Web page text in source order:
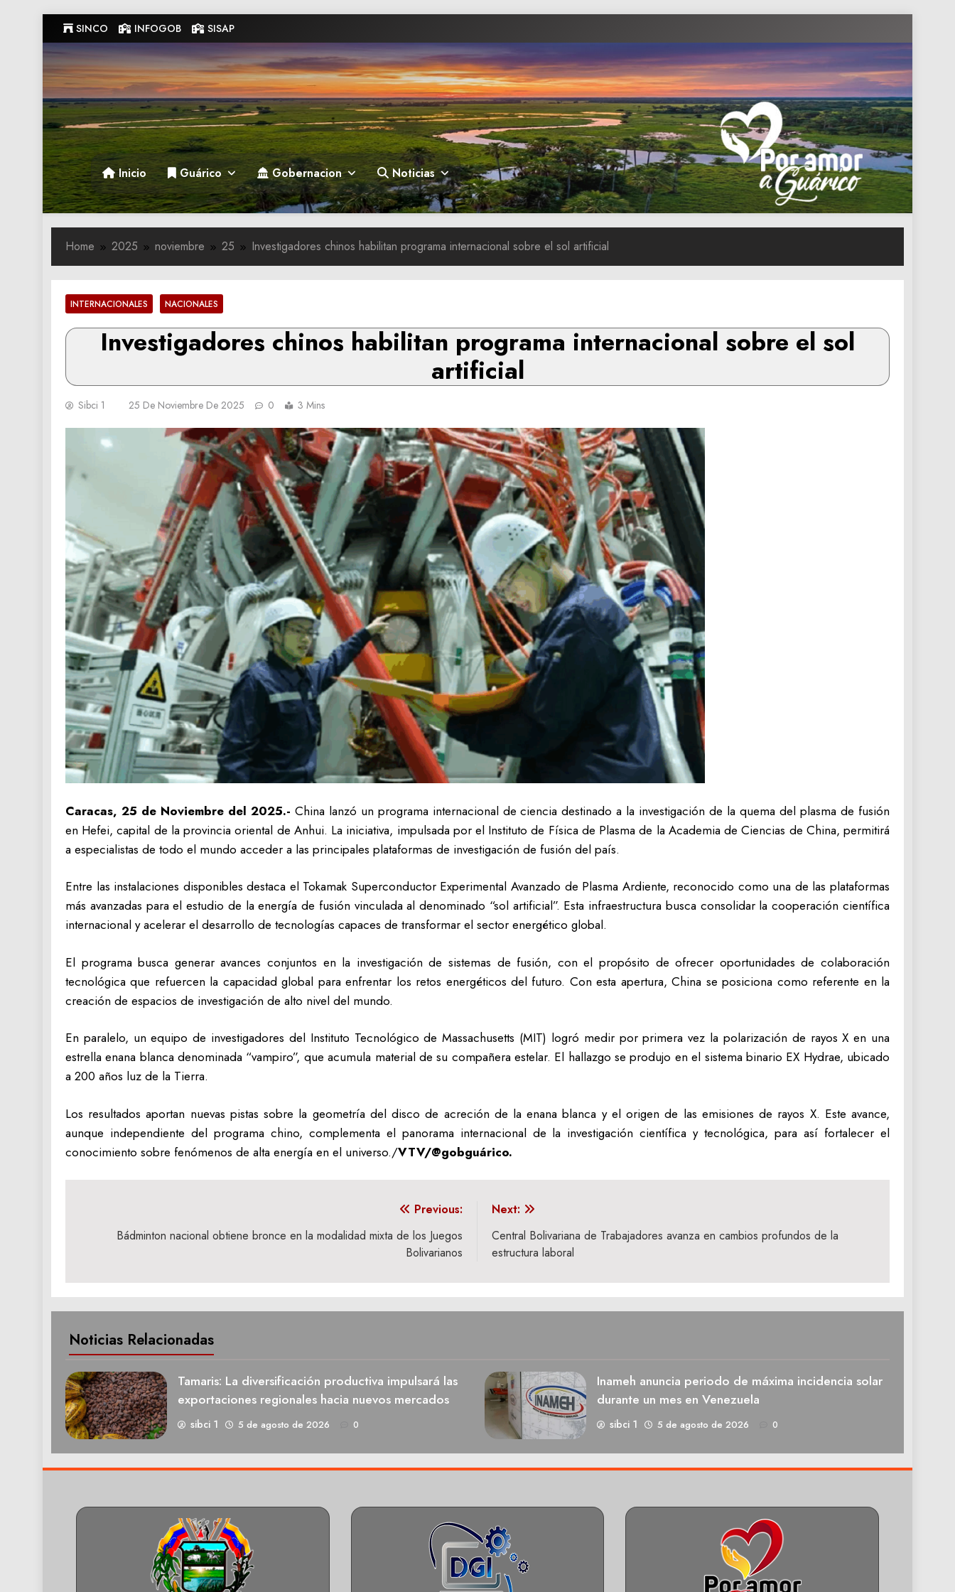
to
content
SINCO INFOGOB SISAP
Gobernacion de Guarico
Gobernacion de Guarico
Inicio Guárico Gobernacion Noticias
Home 2025 noviembre 25 Investigadores chinos habilitan programa internacional sobre el sol artificial
INTERNACIONALES NACIONALES
Investigadores chinos habilitan programa internacional sobre el sol
artificial
Sibci 1 25 De Noviembre De 2025 0 3 Mins
Caracas, 25 de Noviembre del 2025.- China lanzó un programa internacional de ciencia destinado a la investigación de la quema del plasma de fusión
en Hefei, capital de la provincia oriental de Anhui. La iniciativa, impulsada por el Instituto de Física de Plasma de la Academia de Ciencias de China, permitirá
a especialistas de todo el mundo acceder a las principales plataformas de investigación de fusión del país.
Entre las instalaciones disponibles destaca el Tokamak Superconductor Experimental Avanzado de Plasma Ardiente, reconocido como una de las plataformas
más avanzadas para el estudio de la energía de fusión vinculada al denominado “sol artificial”. Esta infraestructura busca consolidar la cooperación científica
internacional y acelerar el desarrollo de tecnologías capaces de transformar el sector energético global.
El programa busca generar avances conjuntos en la investigación de sistemas de fusión, con el propósito de ofrecer oportunidades de colaboración
tecnológica que refuercen la capacidad global para enfrentar los retos energéticos del futuro. Con esta apertura, China se posiciona como referente en la
creación de espacios de investigación de alto nivel del mundo.
En paralelo, un equipo de investigadores del Instituto Tecnológico de Massachusetts (MIT) logró medir por primera vez la polarización de rayos X en una
estrella enana blanca denominada “vampiro”, que acumula material de su compañera estelar. El hallazgo se produjo en el sistema binario EX Hydrae, ubicado
a 200 años luz de la Tierra.
Los resultados aportan nuevas pistas sobre la geometría del disco de acreción de la enana blanca y el origen de las emisiones de rayos X. Este avance,
aunque independiente del programa chino, complementa el panorama internacional de la investigación científica y tecnológica, para así fortalecer el
conocimiento sobre fenómenos de alta energía en el universo./VTV/@gobguárico.
Previous:
Bádminton nacional obtiene bronce en la modalidad mixta de los Juegos
Bolivarianos
Next:
Central Bolivariana de Trabajadores avanza en cambios profundos de la
estructura laboral
Noticias Relacionadas
Tamaris: La diversificación productiva impulsará las
exportaciones regionales hacia nuevos mercados
sibci 1 5 de agosto de 2026 0
Inameh anuncia periodo de máxima incidencia solar
durante un mes en Venezuela
sibci 1 5 de agosto de 2026 0